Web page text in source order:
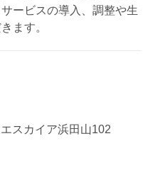
ービスの導入、調整や生
ます。
スカイア浜田山102